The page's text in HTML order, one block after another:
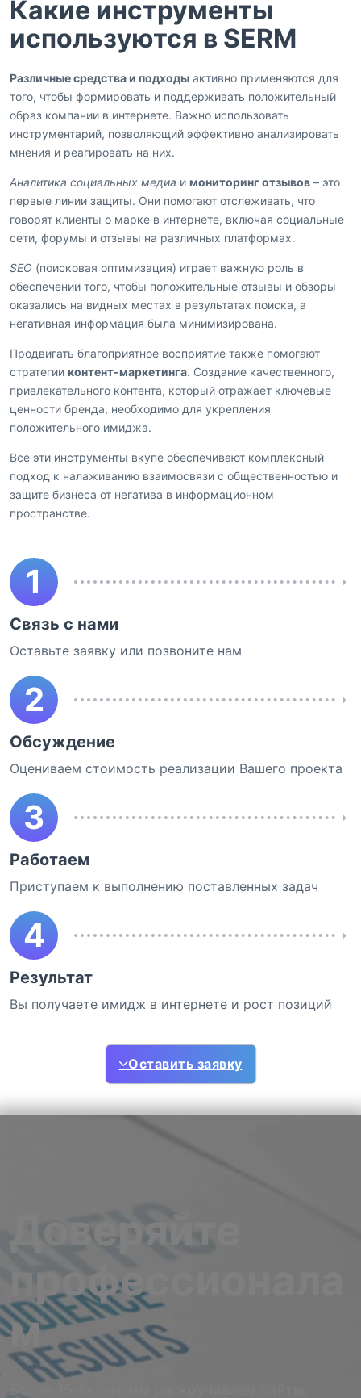
Какие инструменты
используются в SERM
Различные средства и подходы активно применяются для
того, чтобы формировать и поддерживать положительный
образ компании в интернете. Важно использовать
инструментарий, позволяющий эффективно анализировать
мнения и реагировать на них.
Аналитика социальных медиа и мониторинг отзывов – это
первые линии защиты. Они помогают отслеживать, что
говорят клиенты о марке в интернете, включая социальные
сети, форумы и отзывы на различных платформах.
SEO (поисковая оптимизация) играет важную роль в
обеспечении того, чтобы положительные отзывы и обзоры
оказались на видных местах в результатах поиска, а
негативная информация была минимизирована.
Продвигать благоприятное восприятие также помогают
стратегии контент-маркетинга. Создание качественного,
привлекательного контента, который отражает ключевые
ценности бренда, необходимо для укрепления
положительного имиджа.
Все эти инструменты вкупе обеспечивают комплексный
подход к налаживанию взаимосвязи с общественностью и
защите бизнеса от негатива в информационном
пространстве.
1
Связь с нами
Оставьте заявку или позвоните нам
2
Обсуждение
Оцениваем стоимость реализации Вашего проекта
3
Работаем
Приступаем к выполнению поставленных задач
4
Результат
Вы получаете имидж в интернете и рост позиций
Оставить заявку
Доверяйте
профессионала
м